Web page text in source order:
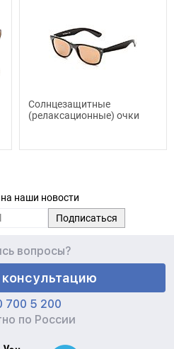
Солнцезащитные
(релаксационные) очки
наши новости
вопросы?
700 5 200
по России